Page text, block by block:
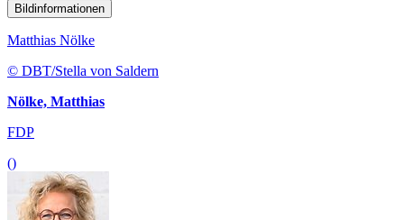
Bildinformationen
Matthias Nölke
© DBT/Stella von Saldern
Nölke, Matthias
FDP
()